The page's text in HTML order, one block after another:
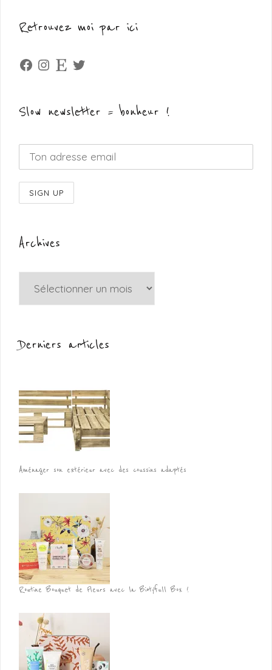
Retrouvez moi par ici
Facebook
Instagram
Etsy Twitter
Slow newsletter = bonheur !
Archives
Derniers articles
Aménager son extérieur avec des coussins adaptés
Routine Bouquet de Fleurs avec la Biotyfull Box !